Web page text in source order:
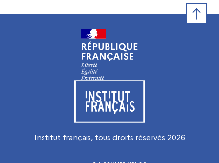
Visiter le site de l’Institut français
Institut français, tous droits réservés 2026